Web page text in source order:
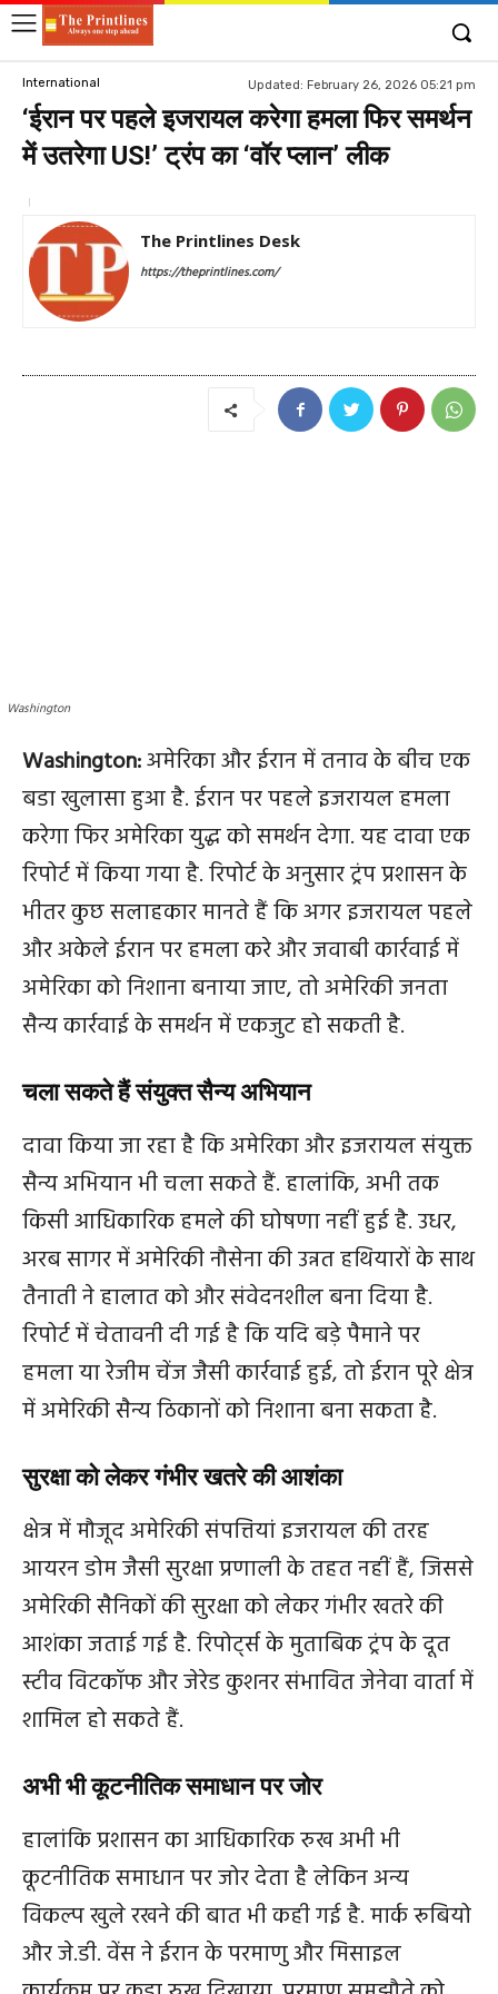
International Updated: February 26, 2026 05:21 pm
‘ईरान पर पहले इजरायल करेगा हमला फिर समर्थन
में उतरेगा US!’ ट्रंप का ‘वॉर प्लान’ लीक
The Printlines Desk
https://theprintlines.com/
Washington
Washington:अमेरिका और ईरान में तनाव के बीच एक
बडा खुलासा हुआ है. ईरान पर पहले इजरायल हमला
करेगा फिर अमेरिका युद्ध को समर्थन देगा. यह दावा एक
रिपोर्ट में किया गया है. रिपोर्ट के अनुसार ट्रंप प्रशासन के
भीतर कुछ सलाहकार मानते हैं कि अगर इजरायल पहले
और अकेले ईरान पर हमला करे और जवाबी कार्रवाई में
अमेरिका को निशाना बनाया जाए, तो अमेरिकी जनता
सैन्य कार्रवाई के समर्थन में एकजुट हो सकती है.
चला सकते हैं संयुक्त सैन्य अभियान
दावा किया जा रहा है कि अमेरिका और इजरायल संयुक्त
सैन्य अभियान भी चला सकते हैं. हालांकि, अभी तक
किसी आधिकारिक हमले की घोषणा नहीं हुई है. उधर,
अरब सागर में अमेरिकी नौसेना की उन्नत हथियारों के साथ
तैनाती ने हालात को और संवेदनशील बना दिया है.
रिपोर्ट में चेतावनी दी गई है कि यदि बड़े पैमाने पर
हमला या रेजीम चेंज जैसी कार्रवाई हुई, तो ईरान पूरे क्षेत्र
में अमेरिकी सैन्य ठिकानों को निशाना बना सकता है.
सुरक्षा को लेकर गंभीर खतरे की आशंका
क्षेत्र में मौजूद अमेरिकी संपत्तियां इजरायल की तरह
आयरन डोम जैसी सुरक्षा प्रणाली के तहत नहीं हैं, जिससे
अमेरिकी सैनिकों की सुरक्षा को लेकर गंभीर खतरे की
आशंका जताई गई है. रिपोर्ट्स के मुताबिक ट्रंप के दूत
स्टीव विटकॉफ और जेरेड कुशनर संभावित जेनेवा वार्ता में
शामिल हो सकते हैं.
अभी भी कूटनीतिक समाधान पर जोर
हालांकि प्रशासन का आधिकारिक रुख अभी भी
कूटनीतिक समाधान पर जोर देता है लेकिन अन्य
विकल्प खुले रखने की बात भी कही गई है. मार्क रूबियो
और जे.डी. वेंस ने ईरान के परमाणु और मिसाइल